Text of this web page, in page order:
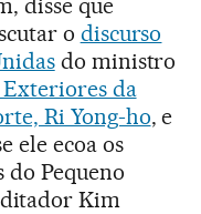
o discurso
do ministro
Exteriores da
Ri Yong-ho, e
ele ecoa os
do Pequeno
ditador Kim